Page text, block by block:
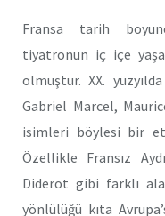
Fransa tarih
tiyatronun iç içe
olmuştur. XX.
Gabriel Marcel,
isimleri böylesi bir
Özellikle Fransız
Diderot gibi farklı
yönlülüğü kıta